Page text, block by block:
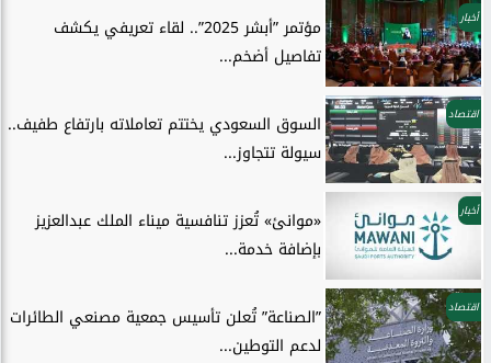
أخبار
مؤتمر ”أبشر 2025”.. لقاء تعريفي يكشف
تفاصيل أضخم...
اقتصاد
السوق السعودي يختتم تعاملاته بارتفاع طفيف..
سيولة تتجاوز...
أخبار
«موانئ» تُعزز تنافسية ميناء الملك عبدالعزيز
بإضافة خدمة...
اقتصاد
”الصناعة” تُعلن تأسيس جمعية مصنعي الطائرات
لدعم التوطين...